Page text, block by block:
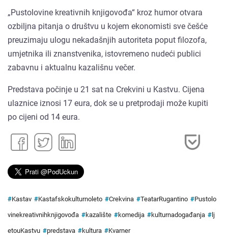
„Pustolovine kreativnih knjigovođa“ kroz humor otvara
ozbiljna pitanja o društvu u kojem ekonomisti sve češće
preuzimaju ulogu nekadašnjih autoriteta poput filozofa,
umjetnika ili znanstvenika, istovremeno nudeći publici
zabavnu i aktualnu kazališnu večer.
Predstava počinje u 21 sat na Crekvini u Kastvu. Cijena
ulaznice iznosi 17 eura, dok se u pretprodaji može kupiti
po cijeni od 14 eura.
#Kastav #Kastafskokulturnoleto #Crekvina #TeatarRugantino #Pustolo
vinekreativnihknjigovođa #kazalište #komedija #kulturnadogađanja # lj
etouKastvu #predstava #kultura #Kvarner